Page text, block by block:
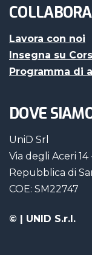
Lavora con noi
Insegna su
Programma di
DOVE
UniD Srl
Via degli Aceri
Repubblica di
COE: SM22747
© | UNID S.r.l.